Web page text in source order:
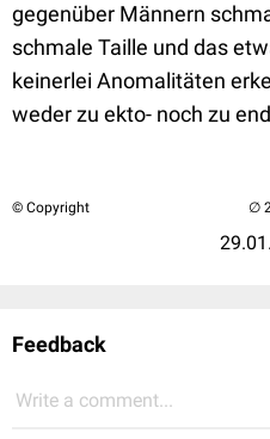
gegenüber Männern
schmale Taille und das
keinerlei Anomalitäten
weder zu ekto- noch zu
© Copyright
Feedback
Write a comment...